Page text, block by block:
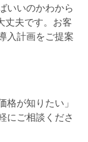
いいのかわから
丈夫です。お客
入計画をご提案
格が知りたい」
にご相談くださ